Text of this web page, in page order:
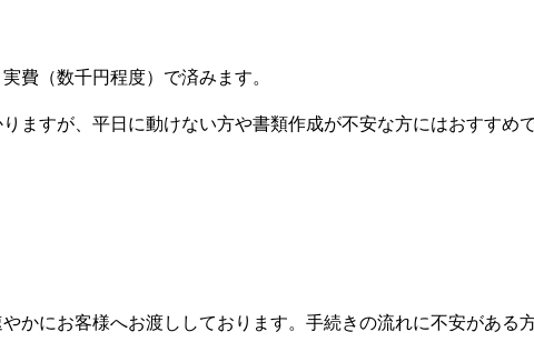
費（数千円程度）で済みます。
ますが、平日に動けない方や書類作成が不安な方にはおすすめで
にお客様へお渡ししております。手続きの流れに不安がある